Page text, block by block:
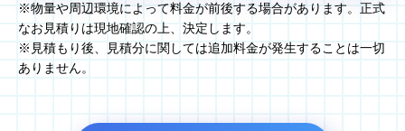
※物量や周辺環境によって料金が前後する場合があります。正式
なお見積りは現地確認の上、決定します。
※見積もり後、見積分に関しては追加料金が発生することは一切
ありません。